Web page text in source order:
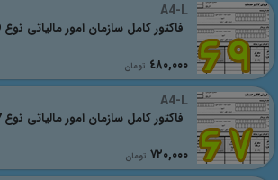
A4-L
٤٨٠,٠٠٠ تومان
فاکتور کامل سازمان امور مالیاتی نوع 69
A4-L
٧٢٠,٠٠٠ تومان
فاکتور کامل سازمان امور مالیاتی نوع 67